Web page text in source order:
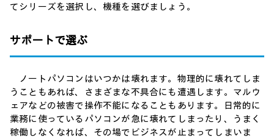
てシリーズを選択し、機種を選びましょう。
サポートで選ぶ
ノートパソコンはいつかは壊れます。物理的に壊れてしま
うこともあれば、さまざまな不具合にも遭遇します。マルウ
ェアなどの被害で操作不能になることもあります。日常的に
業務に使っているパソコンが急に壊れてしまったり、うまく
稼働しなくなれば、その場でビジネスが止まってしまいま